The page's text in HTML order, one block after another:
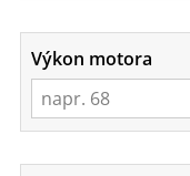
Výkon motora